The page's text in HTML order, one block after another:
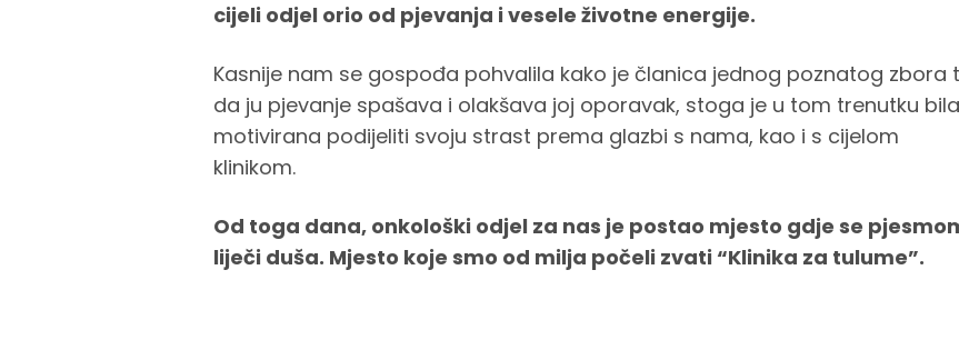
cijeli odjel orio od pjevanja i vesele životne energije.
Kasnije nam se gospođa pohvalila kako je članica jednog poznatog zbora
da ju pjevanje spašava i olakšava joj oporavak, stoga je u tom trenutku bila
motivirana podijeliti svoju strast prema glazbi s nama, kao i s cijelom
klinikom.
Od toga dana, onkološki odjel za nas je postao mjesto gdje se
liječi duša. Mjesto koje smo od milja počeli zvati “Klinika za tulume”.